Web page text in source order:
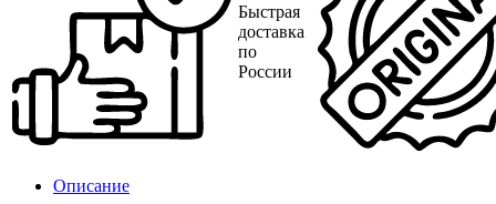
Быстрая
доставка
по
России
Описание